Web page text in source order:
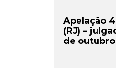
Apelação
(RJ) –
de outubro